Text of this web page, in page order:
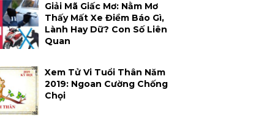
Giải Mã Giấc Mơ: Nằm Mơ
Thấy Mất Xe Điềm Báo Gì,
Lành Hay Dữ? Con Số Liên
Quan
Xem Tử Vi Tuổi Thân Năm
2019: Ngoan Cường Chống
Chọi